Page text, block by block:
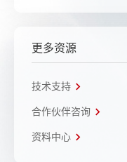
更多资源
技术支持
合作伙伴咨询
资料中心